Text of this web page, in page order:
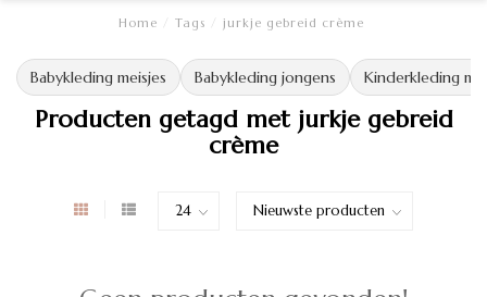
Home Tags jurkje gebreid crème
Babykleding meisjes Babykleding jongens Kinderkleding
Producten getagd met jurkje gebreid
crème